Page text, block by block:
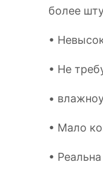
более
•
• Не
•
• Мало
•